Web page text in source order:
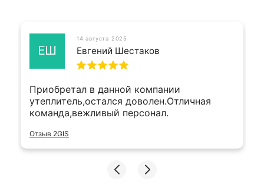
ЕШ
14 августа 2025
Евгений Шестаков
Приобретал в данной компании
утеплитель,остался доволен.Отличная
команда,вежливый персонал.
Отзыв 2GIS